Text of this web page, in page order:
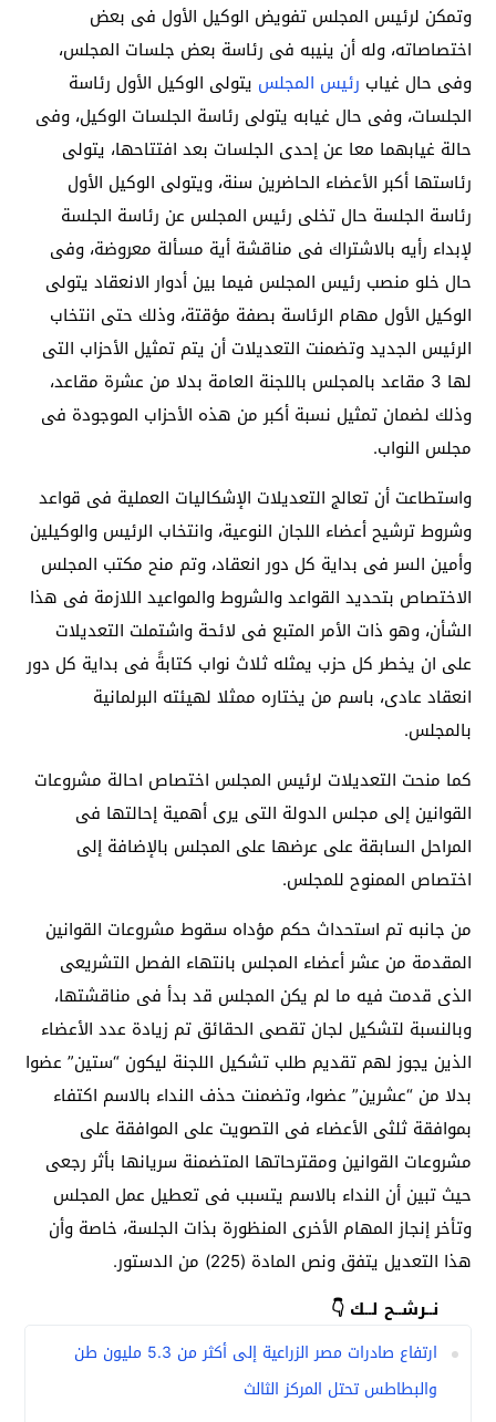
وتمكن لرئيس المجلس تفويض الوكيل الأول فى بعض
اختصاصاته، وله أن ينيبه فى رئاسة بعض جلسات المجلس،
وفى حال غياب رئيس المجلس يتولى الوكيل الأول رئاسة
الجلسات، وفى حال غيابه يتولى رئاسة الجلسات الوكيل، وفى
حالة غيابهما معا عن إحدى الجلسات بعد افتتاحها، يتولى
رئاستها أكبر الأعضاء الحاضرين سنة، ويتولى الوكيل الأول
رئاسة الجلسة حال تخلى رئيس المجلس عن رئاسة الجلسة
لإبداء رأيه بالاشتراك فى مناقشة أية مسألة معروضة، وفى
حال خلو منصب رئيس المجلس فيما بين أدوار الانعقاد يتولى
الوكيل الأول مهام الرئاسة بصفة مؤقتة، وذلك حتى انتخاب
الرئيس الجديد وتضمنت التعديلات أن يتم تمثيل الأحزاب التى
لها 3 مقاعد بالمجلس باللجنة العامة بدلا من عشرة مقاعد،
وذلك لضمان تمثيل نسبة أكبر من هذه الأحزاب الموجودة فى
مجلس النواب.
واستطاعت أن تعالج التعديلات الإشكاليات العملية فى قواعد
وشروط ترشيح أعضاء اللجان النوعية، وانتخاب الرئيس والوكيلين
وأمين السر فى بداية كل دور انعقاد، وتم منح مكتب المجلس
الاختصاص بتحديد القواعد والشروط والمواعيد اللازمة فى هذا
الشأن، وهو ذات الأمر المتبع فى لائحة واشتملت التعديلات
على ان يخطر كل حزب يمثله ثلاث نواب كتابةً فى بداية كل دور
انعقاد عادى، باسم من يختاره ممثلا لهيئته البرلمانية
بالمجلس.
كما منحت التعديلات لرئيس المجلس اختصاص احالة مشروعات
القوانين إلى مجلس الدولة التى يرى أهمية إحالتها فى
المراحل السابقة على عرضها على المجلس بالإضافة إلى
اختصاص الممنوح للمجلس.
من جانبه تم استحداث حكم مؤداه سقوط مشروعات القوانين
المقدمة من عشر أعضاء المجلس بانتهاء الفصل التشريعى
الذى قدمت فيه ما لم يكن المجلس قد بدأ فى مناقشتها،
وبالنسبة لتشكيل لجان تقصى الحقائق تم زيادة عدد الأعضاء
الذين يجوز لهم تقديم طلب تشكيل اللجنة ليكون “ستين” عضوا
بدلا من “عشرين” عضوا، وتضمنت حذف النداء بالاسم اكتفاء
بموافقة ثلثى الأعضاء فى التصويت على الموافقة على
مشروعات القوانين ومقترحاتها المتضمنة سريانها بأثر رجعى
حيث تبين أن النداء بالاسم يتسبب فى تعطيل عمل المجلس
وتأخر إنجاز المهام الأخرى المنظورة بذات الجلسة، خاصة وأن
هذا التعديل يتفق ونص المادة (225) من الدستور.
نــرشــح لــك 👇
ارتفاع صادرات مصر الزراعية إلى أكثر من 5.3 مليون طن
والبطاطس تحتل المركز الثالث